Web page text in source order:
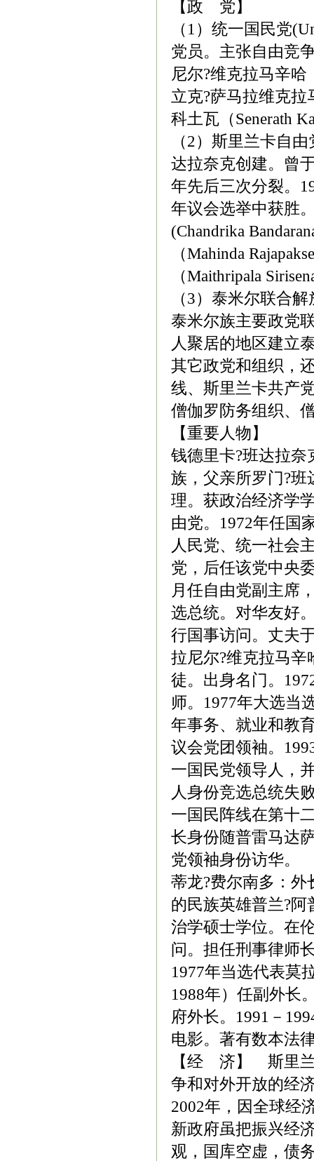
【政 党】
（1）统一国民党
党员。主张自由竞
尼尔?维克拉马辛哈
立克?萨马拉维克拉
科土瓦（Senerath
（2）斯里兰卡自
达拉奈克创建。曾
年先后三次分裂。
年议会选举中获胜
(Chandrika
（Mahinda
（Maithripala
（3）泰米尔联合
泰米尔族主要政党
人聚居的地区建立
其它政党和组织，
线、斯里兰卡共产
僧伽罗防务组织、
【重要人物】
钱德里卡?班达拉奈
族，父亲所罗门?
理。获政治经济学
由党。1972年任国
人民党、统一社会
党，后任该党中央
月任自由党副主席
选总统。对华友好
行国事访问。丈夫
拉尼尔?维克拉马辛
徒。出身名门。
师。1977年大选当
年事务、就业和教
议会党团领袖。
一国民党领导人，
人身份竞选总统失
一国民阵线在第十
长身份随普雷马达
党领袖身份访华。
蒂龙?费尔南多：外
的民族英雄普兰?
治学硕士学位。在
问。担任刑事律师
1977年当选代表莫
1988年）任副外长
府外长。1991－
电影。著有数本法
【经 济】 斯里兰
争和对外开放的经
2002年，因全球经
新政府虽把振兴经
观，国库空虚，债